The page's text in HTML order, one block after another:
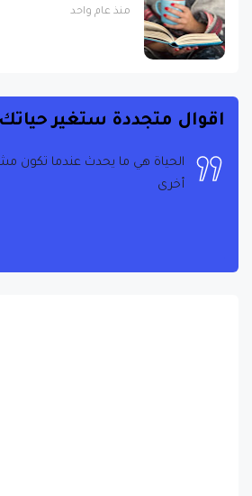
منذ عام واحد
اقوال متجددة ستغير
الحياة هي ما يحدث عندما
أخرى